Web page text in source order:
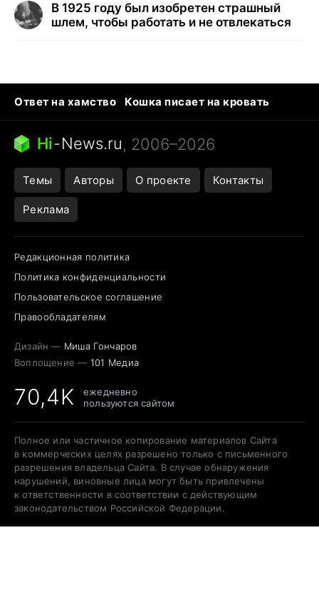
В 1925 году был изобретен страшный
шлем, чтобы работать и не отвлекаться
Ответ на хамство
Кошка писает на кровать
Тунцы в океанариуме
Следующая пандемия
Ядовитые пауки России
Открытие в Google Maps
Hi-News.ru, 2006–2026
Темы Авторы О проекте Контакты
Реклама
Редакционная политика
Политика конфиденциальности
Пользовательское соглашение
Правообладателям
Дизайн — Миша Гончаров
Воплощение — 101 Медиа
70,4K
ежедневно
пользуются сайтом
Полное или частичное копирование материалов Сайта
в коммерческих целях разрешено только с письменного
разрешения владельца Сайта. В случае обнаружения
нарушений, виновные лица могут быть привлечены
к ответственности в соответствии с действующим
законодательством Российской Федерации.